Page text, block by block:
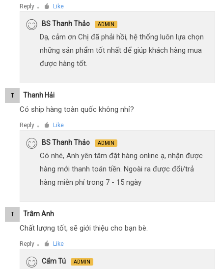
Reply ● Like
BS Thanh Thảo ADMIN
Dạ, cảm ơn Chị đã phải hồi, hệ thống luôn lựa chọn
những sản phẩm tốt nhất để giúp khách hàng mua
được hàng tốt.
T Thanh Hải
Có ship hàng toàn quốc không nhỉ?
Reply ● Like
BS Thanh Thảo ADMIN
Có nhé, Anh yên tâm đặt hàng online ạ, nhận được
hàng mới thanh toán tiền. Ngoài ra được đổi/trả
hàng miễn phí trong 7 - 15 ngày
T Trâm Anh
Chất lượng tốt, sẽ giới thiệu cho bạn bè.
Reply ● Like
Cẩm Tú ADMIN